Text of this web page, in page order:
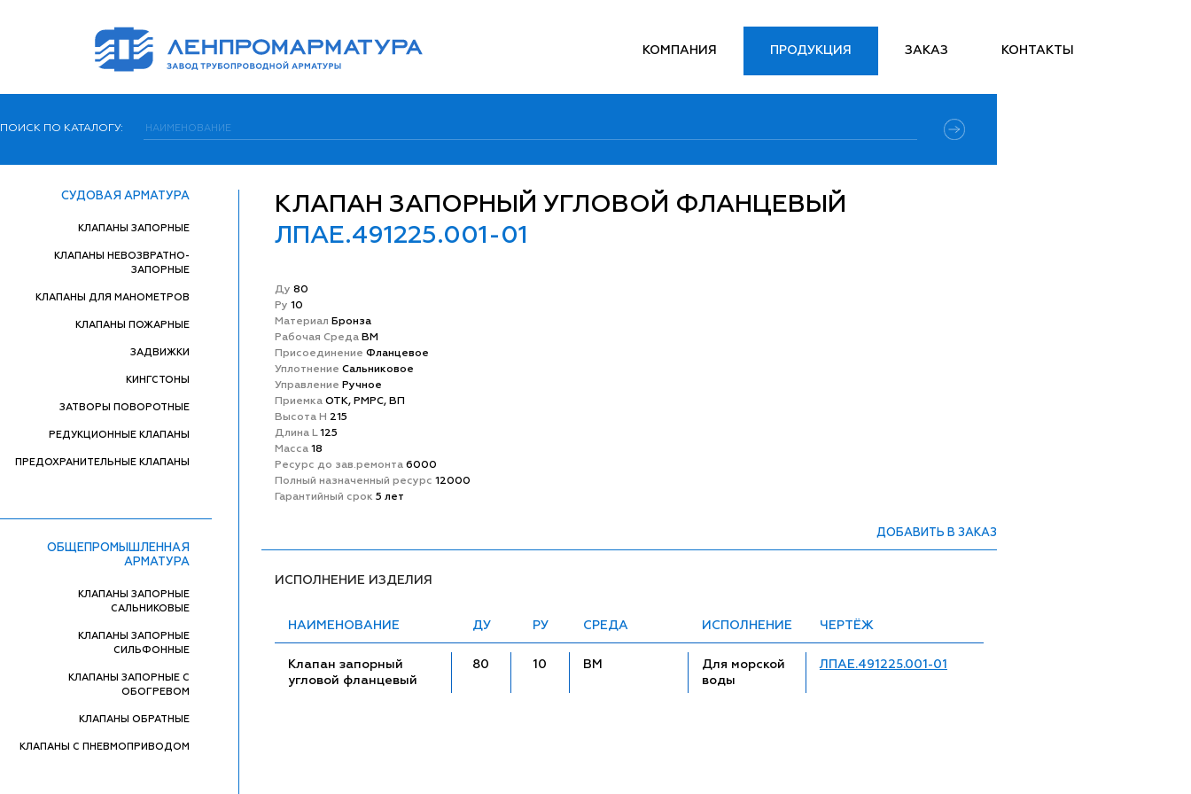
КОМПАНИЯ ПРОДУКЦИЯ ЗАКАЗ КОНТАКТЫ
ПОИСК ПО КАТАЛОГУ:
СУДОВАЯ АРМАТУРА
КЛАПАНЫ ЗАПОРНЫЕ
КЛАПАНЫ НЕВОЗВРАТНО-
ЗАПОРНЫЕ
КЛАПАНЫ ДЛЯ МАНОМЕТРОВ
КЛАПАНЫ ПОЖАРНЫЕ
ЗАДВИЖКИ
КИНГСТОНЫ
ЗАТВОРЫ ПОВОРОТНЫЕ
РЕДУКЦИОННЫЕ КЛАПАНЫ
ПРЕДОХРАНИТЕЛЬНЫЕ КЛАПАНЫ
ОБЩЕПРОМЫШЛЕННАЯ
АРМАТУРА
КЛАПАНЫ ЗАПОРНЫЕ
САЛЬНИКОВЫЕ
КЛАПАНЫ ЗАПОРНЫЕ
СИЛЬФОННЫЕ
КЛАПАНЫ ЗАПОРНЫЕ С
ОБОГРЕВОМ
КЛАПАНЫ ОБРАТНЫЕ
КЛАПАНЫ С ПНЕВМОПРИВОДОМ
КЛАПАН ЗАПОРНЫЙ УГЛОВОЙ ФЛАНЦЕВЫЙ
ЛПАЕ.491225.001-01
Ду 80
Ру 10
Матeриал Бронза
Рабочая Среда ВМ
Присоединение Фланцевое
Уплотнение Сальниковое
Управление Ручное
Приемка ОТК, РМРС, ВП
Высота H 215
Длина L125
Масса 18
Ресурс до зав.ремонта 6000
Полный назначенный ресурс 12000
Гарантийный срок 5 лет
ДОБАВИТЬ В ЗАКАЗ
ИСПОЛНЕНИЕ ИЗДЕЛИЯ
НАИМЕНОВАНИЕ ДУ РУ СРЕДА ИСПОЛНЕНИЕ ЧЕРТЁЖ
Клапан запорный
угловой фланцевый
80 10 ВМ
Для морской
воды
ЛПАЕ.491225.001-01